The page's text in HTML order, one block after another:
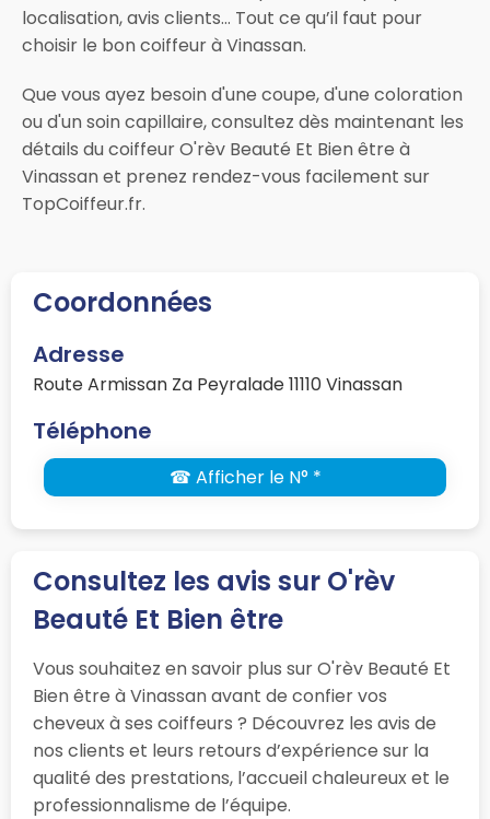
localisation, avis clients… Tout ce qu’il faut pour
choisir le bon coiffeur à Vinassan.
Que vous ayez besoin d'une coupe, d'une coloration
ou d'un soin capillaire, consultez dès maintenant les
détails du coiffeur O'rèv Beauté Et Bien être à
Vinassan et prenez rendez-vous facilement sur
TopCoiffeur.fr.
Coordonnées
Adresse
Route Armissan Za Peyralade 11110 Vinassan
Téléphone
☎ Afficher le N° *
Consultez les avis sur O'rèv
Beauté Et Bien être
Vous souhaitez en savoir plus sur O'rèv Beauté Et
Bien être à Vinassan avant de confier vos
cheveux à ses coiffeurs ? Découvrez les avis de
nos clients et leurs retours d’expérience sur la
qualité des prestations, l’accueil chaleureux et le
professionnalisme de l’équipe.